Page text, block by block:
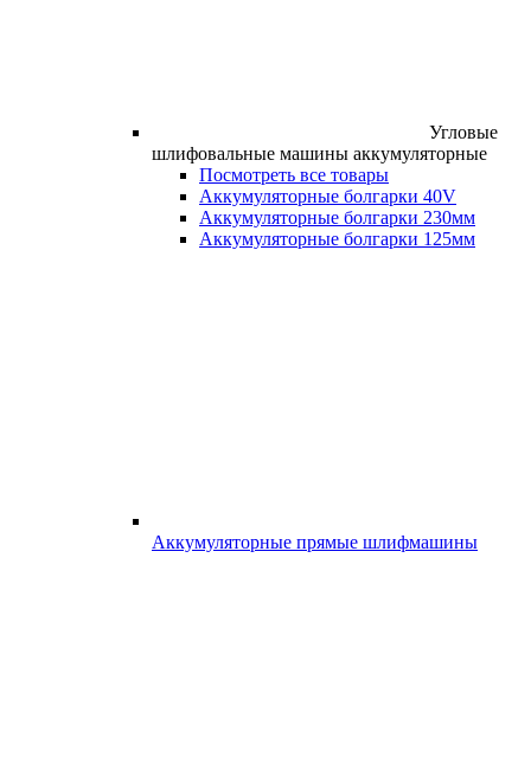
Угловые
шлифовальные машины аккумуляторные
Посмотреть все товары
Аккумуляторные болгарки 40V
Аккумуляторные болгарки 230мм
Аккумуляторные болгарки 125мм
Аккумуляторные прямые шлифмашины